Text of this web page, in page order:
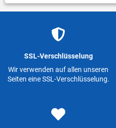
SSL-Verschlüsselung
Wir verwenden auf allen unseren
Seiten eine SSL-Verschlüsselung.